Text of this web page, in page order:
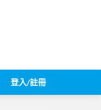
登入/註冊